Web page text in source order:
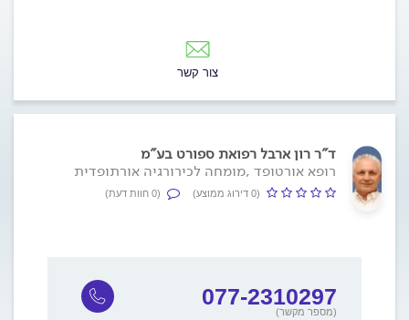
צור קשר
ד"ר רון ארבל רפואת ספורט בע"מ
רופא אורטופד ,מומחה לכירורגיה אורתופדית
(0 דירוג ממוצע) (0 חוות דעת)
077-2310297
(מספר מקשר)